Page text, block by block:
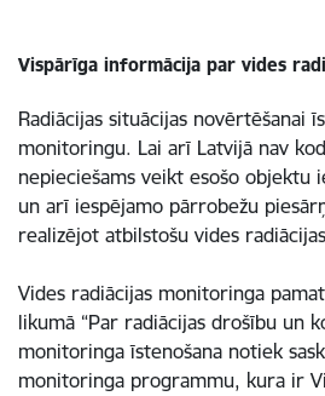
Vispārīga informācija par vides
Radiācijas situācijas novērtēšanai
monitoringu. Lai arī Latvijā nav
nepieciešams veikt esošo objektu
un arī iespējamo pārrobežu
realizējot atbilstošu vides
Vides radiācijas monitoringa
likumā “Par radiācijas drošību un
monitoringa īstenošana notiek
monitoringa programmu, kura ir